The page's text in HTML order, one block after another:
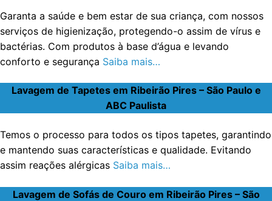
Garanta a saúde e bem estar de sua criança, com nossos
serviços de higienização, protegendo-o assim de vírus e
bactérias. Com produtos à base d’água e levando
conforto e segurança Saiba mais…
Lavagem de Tapetes em Ribeirão Pires – São Paulo e
ABC Paulista
Temos o processo para todos os tipos tapetes, garantindo
e mantendo suas características e qualidade. Evitando
assim reações alérgicas Saiba mais…
Lavagem de Sofás de Couro em Ribeirão Pires – São